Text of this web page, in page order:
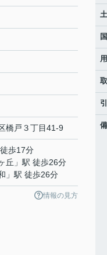
橋戸 ３丁目41-9
徒歩17分
丘 」駅 徒歩26分
」駅 徒歩26分
情報の見方